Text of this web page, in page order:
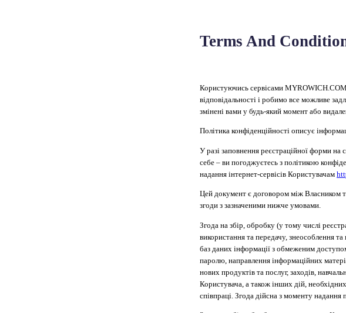
Terms And
Користуючись сервісами
відповідальності і робимо все можливе
змінені вами у будь-який момент або
Політика конфіденційності описує
У разі заповнення реєстраційної форми на
себе – ви погоджуєтесь з політикою
надання інтернет-сервісів Користувачам
Цей документ є договором між Власником
згоди з зазначеними нижче умовами.
Згода на збір, обробку (у тому числі
використання та передачу, знеособлення
баз даних інформації з обмеженим
паролю, направлення інформаційних
нових продуктів та послуг, заходів,
Користувача, а також інших дій,
співпраці. Згода дійсна з моменту надання